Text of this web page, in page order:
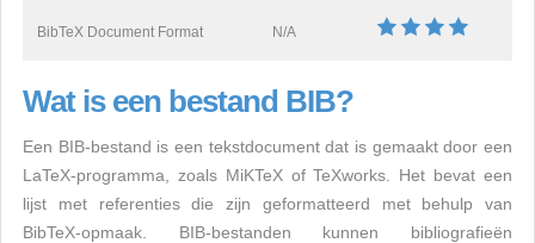
BibTeX Document Format N/A
Wat is een bestand BIB?
Een BIB-bestand is een tekstdocument dat is gemaakt door een
LaTeX-programma, zoals MiKTeX of TeXworks. Het bevat een
lijst met referenties die zijn geformatteerd met behulp van
BibTeX-opmaak. BIB-bestanden kunnen bibliografieën